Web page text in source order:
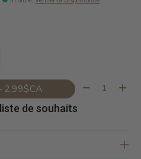
Ajouter au panier — 2,99$CA Quantité:
de souhaits